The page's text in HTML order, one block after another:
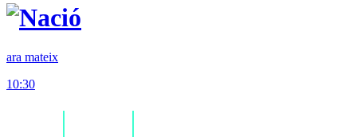
ara mateix
10:30